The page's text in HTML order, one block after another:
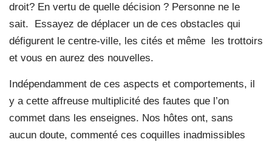
droit? En vertu de quelle décision ? Personne ne le
sait. Essayez de déplacer un de ces obstacles qui
défigurent le centre-ville, les cités et même les trottoirs
et vous en aurez des nouvelles.
Indépendamment de ces aspects et comportements, il
y a cette affreuse multiplicité des fautes que l’on
commet dans les enseignes. Nos hôtes ont, sans
aucun doute, commenté ces coquilles inadmissibles